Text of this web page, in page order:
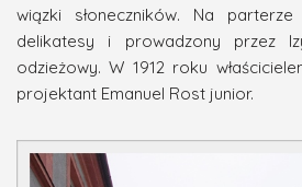
wiązki słoneczników. Na
delikatesy i prowadzony przez
odzieżowy. W 1912 roku
projektant Emanuel Rost junior.